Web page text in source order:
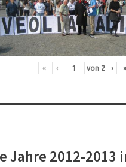
« ‹ von 2 › »
Jahre 2012-2013